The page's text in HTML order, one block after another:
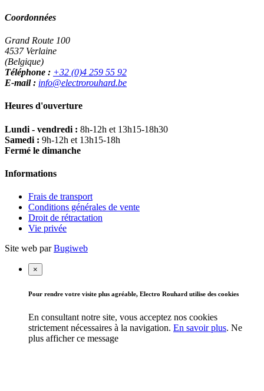
Coordonnées
Grand Route 100
4537 Verlaine
(Belgique)
Téléphone : +32 (0)4 259 55 92
E-mail : info@electrorouhard.be
Heures d'ouverture
Lundi - vendredi : 8h-12h et 13h15-18h30
Samedi : 9h-12h et 13h15-18h
Fermé le dimanche
Informations
Frais de transport
Conditions générales de vente
Droit de rétractation
Vie privée
Site web parBugiweb
×
Pour rendre votre visite plus agréable, Electro Rouhard utilise des cookies
En consultant notre site, vous acceptez nos cookies
strictement nécessaires à la navigation. En savoir plus. Ne
plus afficher ce message